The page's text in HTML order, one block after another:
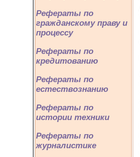
Рефераты по
гражданскому праву и
процессу
Рефераты по
кредитованию
Рефераты по
естествознанию
Рефераты по
истории техники
Рефераты по
журналистике